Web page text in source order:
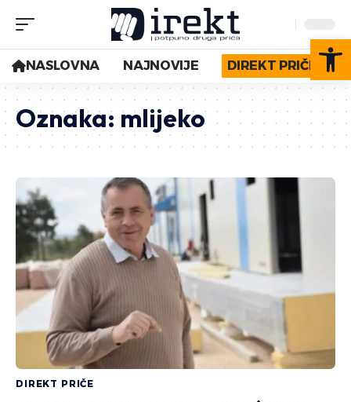
NASLOVNA NAJNOVIJE DIREKT PRIČE
Oznaka: mlijeko
DIREKT PRIČE